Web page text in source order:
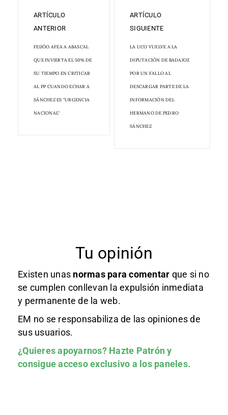
ARTÍCULO
ANTERIOR
FEIJÓO AFEA A ABASCAL
QUE INVIERTA EL 50% DE
SU TIEMPO EN CRITICAR
AL PP CUANDO ECHAR A
SÁNCHEZ ES "URGENCIA
NACIONAL"
ARTÍCULO
SIGUIENTE
LA UCO VUELVE A LA
DIPUTACIÓN DE BADAJOZ
POR UN FALLO AL
DESCARGAR PARTE DE LA
INFORMACIÓN DEL
HERMANO DE PEDRO
SÁNCHEZ
Tu opinión
Existen unas normas para comentar que si no
se cumplen conllevan la expulsión inmediata
y permanente de la web.
EM no se responsabiliza de las opiniones de
sus usuarios.
¿Quieres apoyarnos? Hazte Patróny
consigue acceso exclusivo a los paneles.